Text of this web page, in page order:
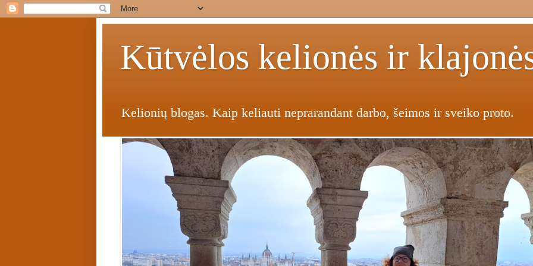
Kūtvėlos kelionės ir
Kelionių blogas. Kaip keliauti neprarandant darbo, šeimos ir sveiko proto.